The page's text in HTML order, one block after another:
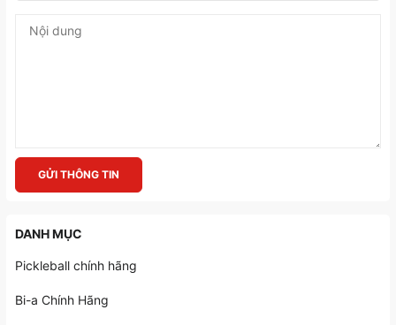
GỬI THÔNG TIN
DANH MỤC
Pickleball chính hãng
Bi-a Chính Hãng